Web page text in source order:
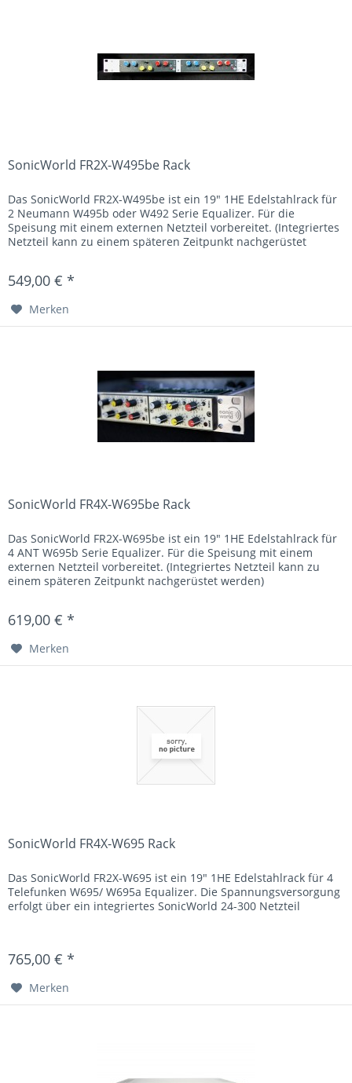
SonicWorld FR2X-W495be Rack
Das SonicWorld FR2X-W495be ist ein 19" 1HE Edelstahlrack für
2 Neumann W495b oder W492 Serie Equalizer. Für die
Speisung mit einem externen Netzteil vorbereitet. (Integriertes
Netzteil kann zu einem späteren Zeitpunkt nachgerüstet
549,00 € *
Merken
SonicWorld FR4X-W695be Rack
Das SonicWorld FR2X-W695be ist ein 19" 1HE Edelstahlrack für
4 ANT W695b Serie Equalizer. Für die Speisung mit einem
externen Netzteil vorbereitet. (Integriertes Netzteil kann zu
einem späteren Zeitpunkt nachgerüstet werden)
619,00 € *
Merken
SonicWorld FR4X-W695 Rack
Das SonicWorld FR2X-W695 ist ein 19" 1HE Edelstahlrack für 4
Telefunken W695/ W695a Equalizer. Die Spannungsversorgung
erfolgt über ein integriertes SonicWorld 24-300 Netzteil
765,00 € *
Merken